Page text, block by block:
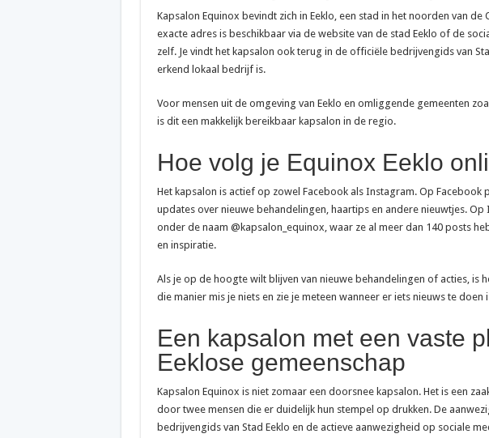
Kapsalon Equinox bevindt zich in Eeklo, een stad in het noorden van
exacte adres is beschikbaar via de website van de stad Eeklo of de
zelf. Je vindt het kapsalon ook terug in de officiële bedrijvengids van
erkend lokaal bedrijf is.
Voor mensen uit de omgeving van Eeklo en omliggende gemeenten
is dit een makkelijk bereikbaar kapsalon in de regio.
Hoe volg je Equinox Eeklo
Het kapsalon is actief op zowel Facebook als Instagram. Op Facebook
updates over nieuwe behandelingen, haartips en andere nieuwtjes.
onder de naam @kapsalon_equinox, waar ze al meer dan 140 posts
en inspiratie.
Als je op de hoogte wilt blijven van nieuwe behandelingen of acties, is
die manier mis je niets en zie je meteen wanneer er iets nieuws te doen
Een kapsalon met een vaste
Eeklose gemeenschap
Kapsalon Equinox is niet zomaar een doorsnee kapsalon. Het is een
door twee mensen die er duidelijk hun stempel op drukken. De
bedrijvengids van Stad Eeklo en de actieve aanwezigheid op sociale